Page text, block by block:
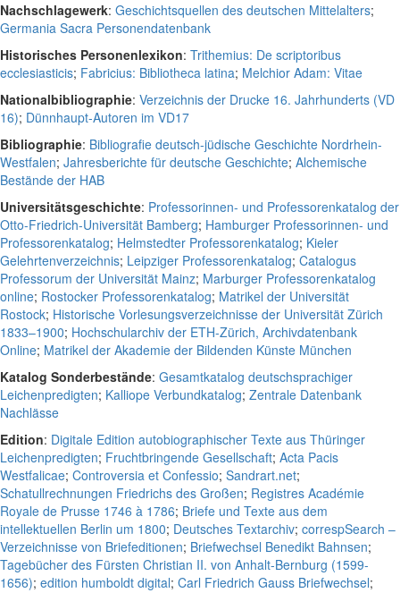
Nachschlagewerk: Geschichtsquellen des deutschen Mittelalters;
Germania Sacra Personendatenbank
Historisches Personenlexikon: Trithemius: De scriptoribus
ecclesiasticis; Fabricius: Bibliotheca latina; Melchior Adam: Vitae
Nationalbibliographie: Verzeichnis der Drucke 16. Jahrhunderts (VD
16); Dünnhaupt-Autoren im VD17
Bibliographie: Bibliografie deutsch-jüdische Geschichte Nordrhein-
Westfalen; Jahresberichte für deutsche Geschichte; Alchemische
Bestände der HAB
Universitätsgeschichte: Professorinnen- und Professorenkatalog der
Otto-Friedrich-Universität Bamberg; Hamburger Professorinnen- und
Professorenkatalog; Helmstedter Professorenkatalog; Kieler
Gelehrtenverzeichnis; Leipziger Professorenkatalog; Catalogus
Professorum der Universität Mainz; Marburger Professorenkatalog
online; Rostocker Professorenkatalog; Matrikel der Universität
Rostock; Historische Vorlesungsverzeichnisse der Universität Zürich
1833–1900; Hochschularchiv der ETH-Zürich, Archivdatenbank
Online; Matrikel der Akademie der Bildenden Künste München
Katalog Sonderbestände: Gesamtkatalog deutschsprachiger
Leichenpredigten; Kalliope Verbundkatalog; Zentrale Datenbank
Nachlässe
Edition: Digitale Edition autobiographischer Texte aus Thüringer
Leichenpredigten; Fruchtbringende Gesellschaft; Acta Pacis
Westfalicae; Controversia et Confessio; Sandrart.net;
Schatullrechnungen Friedrichs des Großen; Registres Académie
Royale de Prusse 1746 à 1786; Briefe und Texte aus dem
intellektuellen Berlin um 1800; Deutsches Textarchiv; correspSearch –
Verzeichnisse von Briefeditionen; Briefwechsel Benedikt Bahnsen;
Tagebücher des Fürsten Christian II. von Anhalt-Bernburg (1599-
1656); edition humboldt digital; Carl Friedrich Gauss Briefwechsel;